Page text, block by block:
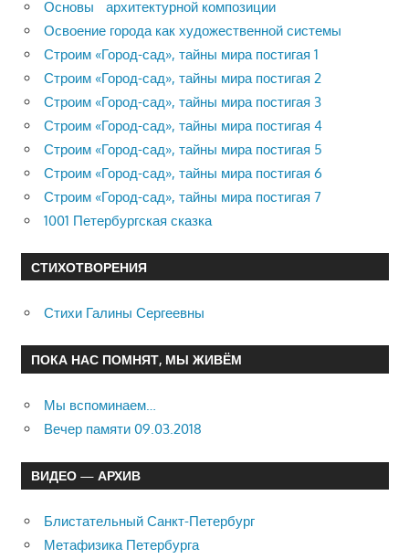
Основы архитектурной композиции
Освоение города как художественной системы
Строим «Город-сад», тайны мира постигая 1
Строим «Город-сад», тайны мира постигая 2
Строим «Город-сад», тайны мира постигая 3
Строим «Город-сад», тайны мира постигая 4
Строим «Город-сад», тайны мира постигая 5
Строим «Город-сад», тайны мира постигая 6
Строим «Город-сад», тайны мира постигая 7
1001 Петербургская сказка
СТИХОТВОРЕНИЯ
Стихи Галины Сергеевны
ПОКА НАС ПОМНЯТ, МЫ ЖИВЁМ
Мы вспоминаем…
Вечер памяти 09.03.2018
ВИДЕО — АРХИВ
Блистательный Санкт-Петербург
Метафизика Петербурга